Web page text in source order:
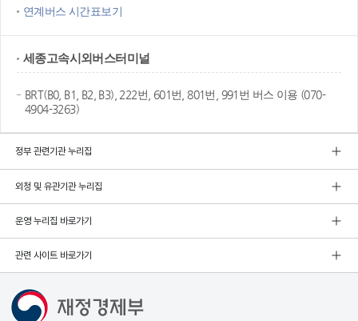
연계버스 시간표보기
세종고속시외버스터미널
BRT(B0, B1, B2, B3), 222번, 601번, 801번, 991번 버스 이용 (070-
4904-3263)
정부 관련기관 누리집
외청 및 유관기관 누리집
운영 누리집 바로가기
관련 사이트 바로가기